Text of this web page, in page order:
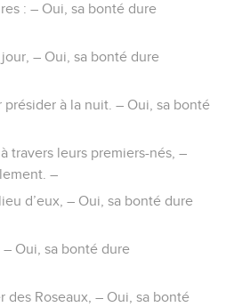
: – Oui, sa bonté dure
– Oui, sa bonté dure
à la nuit. – Oui, sa bonté
travers leurs premiers-nés, –
–
d’eux, – Oui, sa bonté dure
Oui, sa bonté dure
des Roseaux, – Oui, sa bonté